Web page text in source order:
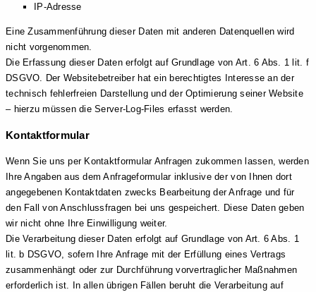
IP-Adresse
Eine Zusammenführung dieser Daten mit anderen Datenquellen wird
nicht vorgenommen.
Die Erfassung dieser Daten erfolgt auf Grundlage von Art. 6 Abs. 1 lit. f
DSGVO. Der Websitebetreiber hat ein berechtigtes Interesse an der
technisch fehlerfreien Darstellung und der Optimierung seiner Website
– hierzu müssen die Server-Log-Files erfasst werden.
Kontaktformular
Wenn Sie uns per Kontaktformular Anfragen zukommen lassen, werden
Ihre Angaben aus dem Anfrageformular inklusive der von Ihnen dort
angegebenen Kontaktdaten zwecks Bearbeitung der Anfrage und für
den Fall von Anschlussfragen bei uns gespeichert. Diese Daten geben
wir nicht ohne Ihre Einwilligung weiter.
Die Verarbeitung dieser Daten erfolgt auf Grundlage von Art. 6 Abs. 1
lit. b DSGVO, sofern Ihre Anfrage mit der Erfüllung eines Vertrags
zusammenhängt oder zur Durchführung vorvertraglicher Maßnahmen
erforderlich ist. In allen übrigen Fällen beruht die Verarbeitung auf